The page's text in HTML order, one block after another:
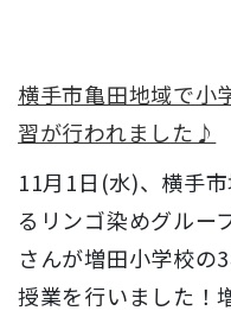
横手市亀田地域で小
習が行われました♪
11月1日(水)、横手
るリンゴ染めグルー
さんが増田小学校の
授業を行いました！